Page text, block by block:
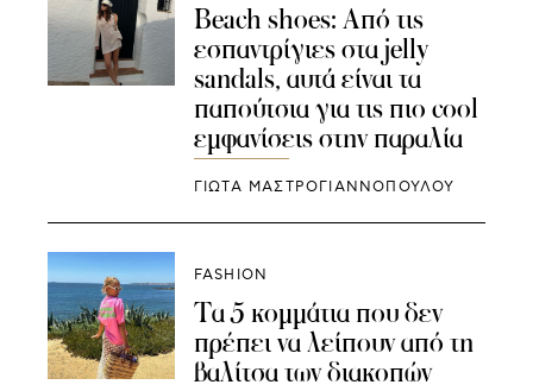
Beach shoes: Από τις
εσπαντρίγιες στα jelly
sandals, αυτά είναι τα
παπούτσια για τις πιο cool
εμφανίσεις στην παραλία
ΓΙΩΤΑ ΜΑΣΤΡΟΓΙΑΝΝΟΠΟΥΛΟΥ
FASHION
Τα 5 κομμάτια που δεν
πρέπει να λείπουν από τη
βαλίτσα των διακοπών